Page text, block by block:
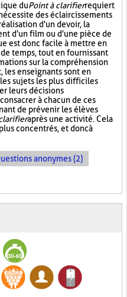
duPoint à clarifierrequiert
des éclaircissements
d'un devoir, la
d'un film ou d'une pièce de
est donc facile à mettre en
temps, tout en fournissant
sur la compréhension
les enseignants sont en
sujets les plus difficiles
leurs décisions
à chacun de ces
de prévenir les élèves
après une activité. Cela
concentrés, et donc à
anonymes (2)